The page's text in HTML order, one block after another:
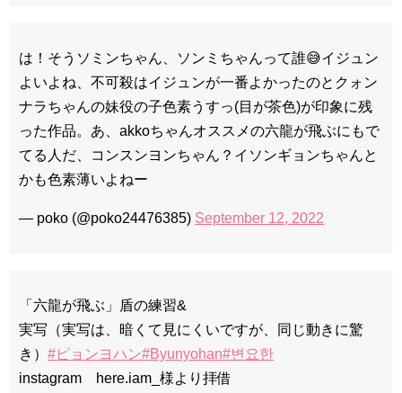
は！そうソミンちゃん、ソンミちゃんって誰😅イジュン
よいよね、不可殺はイジュンが一番よかったのとクォン
ナラちゃんの妹役の子色素うすっ(目が茶色)が印象に残
った作品。あ、akkoちゃんオススメの六龍が飛ぶにもで
てる人だ、コンスンヨンちゃん？イソンギョンちゃんと
かも色素薄いよねー
— poko (@poko24476385) September 12, 2022
「六龍が飛ぶ」盾の練習&
実写（実写は、暗くて見にくいですが、同じ動きに驚
き） #ピョンヨハン#Byunyohan#변요한
instagram here.iam_様より拝借